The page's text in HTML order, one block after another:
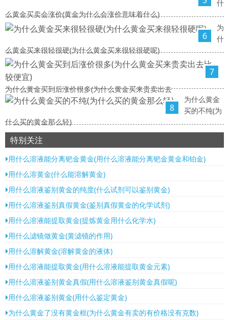
什
么黄金买卖会涨价(黄金为什么会涨价意味着什么)
6
为
什
么黄金买来很轻很硬(为什么黄金买来很轻很硬呢)
7
为什么黄金买到后涨价很多(为什么黄金买来贵卖出去
8
为什么黄金
买的不纯(为
什么买的黄金那么轻)
特别关注
用什么溶液能分离钯金黄金(用什么溶液能分离钯金黄金和铂金)
用什么溶黄金(什么能溶解黄金)
用什么溶液鉴别黄金的纯度(什么试剂可以鉴别黄金)
用什么溶液鉴别真假黄金(鉴别真假黄金的化学试剂)
用什么溶液能提取黄金(提炼黄金用什么化学水)
用什么滤镜做黄金(黄滤镜的作用)
用什么溶解黄金(溶解黄金的液体)
用什么溶液能提取黄金(用什么溶液能提取黄金元素)
用什么溶液鉴别黄金真假(用什么溶液鉴别黄金真假呢)
用什么溶液鉴别黄金(用什么鉴定黄金)
为什么黄金了没有黄金框(为什么黄金有卖的有价格没有克数)